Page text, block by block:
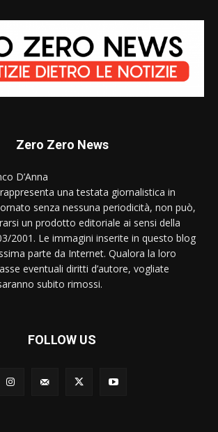
Zero Zero News
D’Anna
una testata giornalistica in
senza nessuna periodicità, non può,
un prodotto editoriale ai sensi della
2001. Le immagini inserite in questo blog
parte da Internet. Qualora la loro
eventuali diritti d’autore, vogliate
subito rimossi.
FOLLOW US